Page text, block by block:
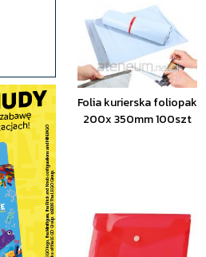
Folia kurierska foliopak
200x 350mm 100szt